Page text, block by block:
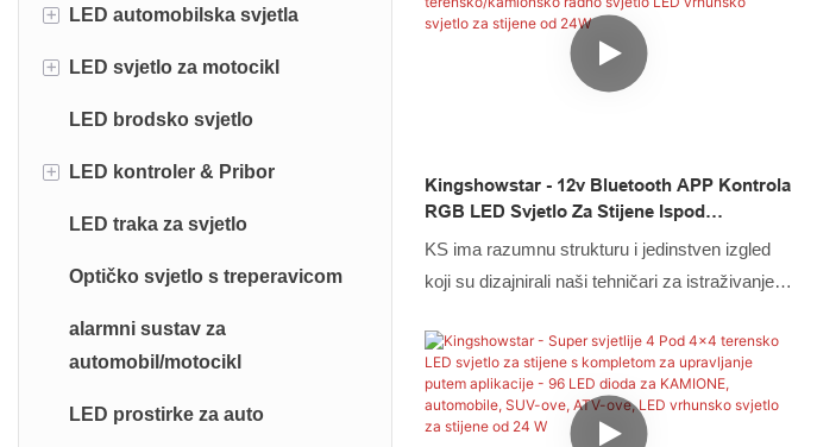
+ LED automobilska svjetla
LED svjetlo za očnjake
LED svjetlo za stijenu
LED svjetlo za kotače
LED bič svjetlo
LED svjetlo za kamione
LED prednja svjetla za automobil
+ LED svjetlo za motocikl
Stražnja svjetla za motocikle
LED prednje svjetlo za motocikl
LED svjetlo za registarsku
Svjetla za kotače motocikla
LED brodsko svjetlo
+ LED kontroler & Pribor
LED kontroler
Razdjelnik produžnog kabela
LED traka za svjetlo
Optičko svjetlo s treperavicom
alarmni sustav za
automobil/motocikl
LED prostirke za auto
Kingshowstar - 12v Bluetooth APP Kontrola
RGB LED Svjetlo Za Stijene Ispod
Svjetlo LED Vrhunsko Svjetlo Za Stijene Od
24W
KS ima razumnu strukturu i jedinstven izgled
koji su dizajnirali naši tehničari za istraživanje i
provjerenih sirovina, LED svjetlo za automobile,
LED svjetlo za stijene, LED svjetlo za bič, LED
svjetlo za kotače, LED prednja svjetla, LED
svjetlo za motocikle, LED svjetlo za brodove,